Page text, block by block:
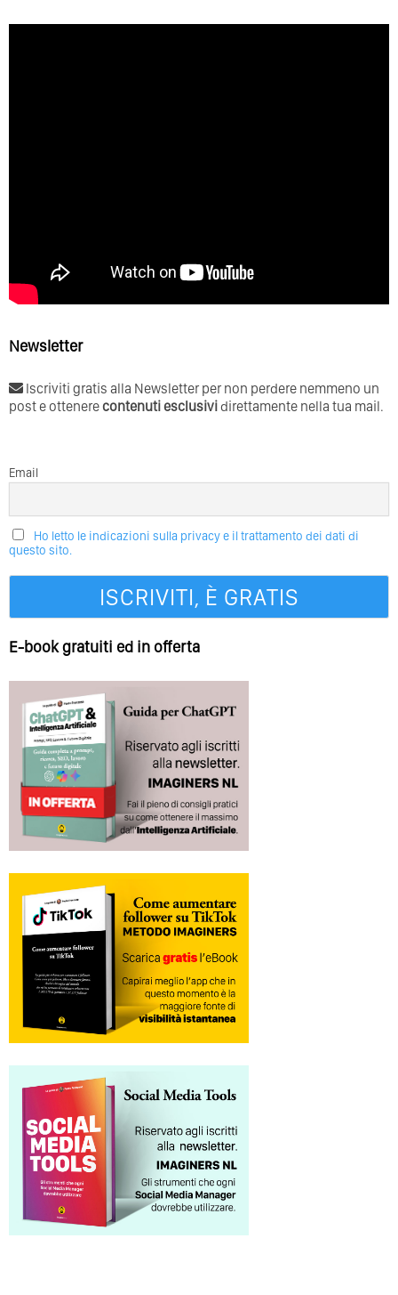
Newsletter
Iscriviti gratis alla Newsletter per non perdere nemmeno un
post e ottenerecontenuti esclusividirettamente nella tua mail.
Email
Ho letto le indicazioni sulla privacy e il trattamento dei dati di
questo sito.
E-book gratuiti ed in offerta